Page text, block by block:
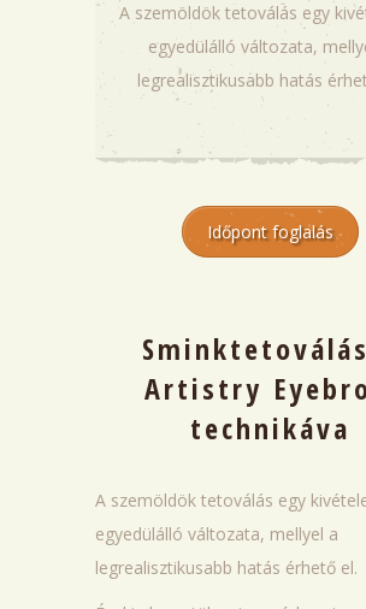
A szemöldök tetoválás egy
egyedülálló változata,
legrealisztikusabb hatás
Időpont foglalás
Artistry
technikáva
A szemöldök tetoválás egy
egyedülálló változata, mellyel a
legrealisztikusabb hatás érhető el.